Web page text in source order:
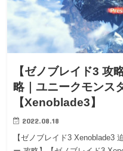
【ゼノブレイド3 攻
略｜ユニークモンス
【Xenoblade3】
2022.08.18
【ゼノブレイド3 Xenoblade3